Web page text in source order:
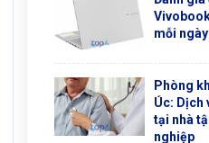
mỗi ngày
Phòng
Úc: Dịch
tại nhà
nghiệp